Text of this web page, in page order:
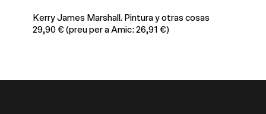
Kerry James Marshall. Pintura y otras cosas
29,90€(preu per a Amic: 26,91 €)